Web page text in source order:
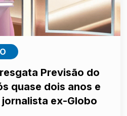
Previsão do
quase dois anos e
ex-Globo